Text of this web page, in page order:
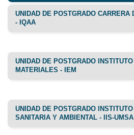
UNIDAD DE POSTGRADO CARRERA
- IQAA
UNIDAD DE POSTGRADO
MATERIALES - IEM
UNIDAD DE POSTGRADO
SANITARIA Y AMBIENTAL - IIS-UMSA